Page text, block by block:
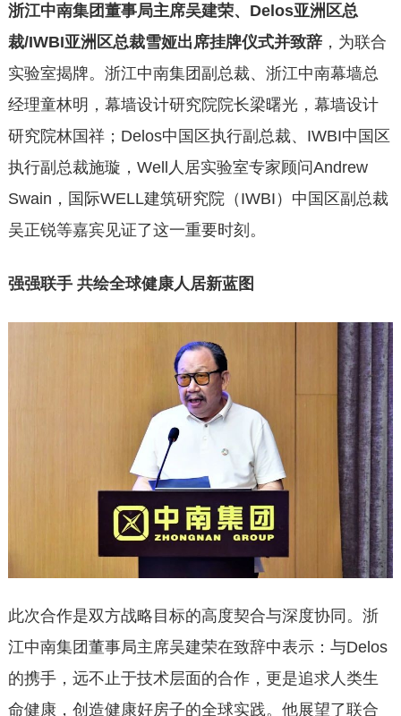
浙江中南集团董事局主席吴建荣、Delos亚洲区总
裁/IWBI亚洲区总裁雪娅出席挂牌仪式并致辞，为联合
实验室揭牌。浙江中南集团副总裁、浙江中南幕墙总
经理童林明，幕墙设计研究院院长梁曙光，幕墙设计
研究院林国祥；Delos中国区执行副总裁、IWBI中国区
执行副总裁施璇，Well人居实验室专家顾问Andrew
Swain，国际WELL建筑研究院（IWBI）中国区副总裁
吴正锐等嘉宾见证了这一重要时刻。
强强联手 共绘全球健康人居新蓝图
此次合作是双方战略目标的高度契合与深度协同。浙
江中南集团董事局主席吴建荣在致辞中表示：与Delos
的携手，远不止于技术层面的合作，更是追求人类生
命健康，创造健康好房子的全球实践。他展望了联合